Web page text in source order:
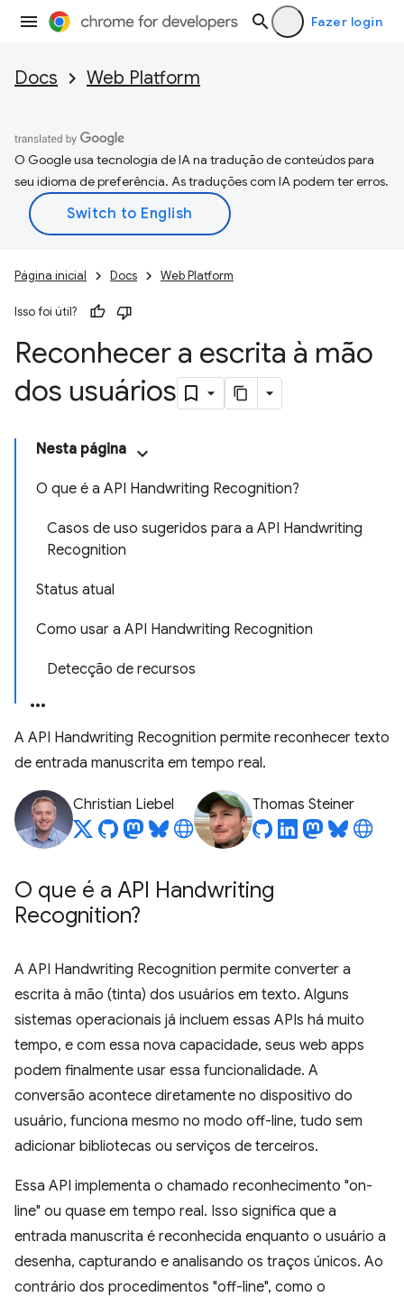
Fazer login
Docs Web Platform
O Google usa tecnologia de IA na tradução de conteúdos para
seu idioma de preferência. As traduções com IA podem ter erros.
Página inicial Docs Web Platform
Isso foi útil?
Reconhecer a escrita à mão
dos usuários
Nesta página
O que é a API Handwriting Recognition?
Casos de uso sugeridos para a API Handwriting
Recognition
Status atual
Como usar a API Handwriting Recognition
Detecção de recursos
A API Handwriting Recognition permite reconhecer texto
de entrada manuscrita em tempo real.
Christian Liebel Thomas Steiner
O que é a API Handwriting
Recognition?
A API Handwriting Recognition permite converter a
escrita à mão (tinta) dos usuários em texto. Alguns
sistemas operacionais já incluem essas APIs há muito
tempo, e com essa nova capacidade, seus web apps
podem finalmente usar essa funcionalidade. A
conversão acontece diretamente no dispositivo do
usuário, funciona mesmo no modo off-line, tudo sem
adicionar bibliotecas ou serviços de terceiros.
Essa API implementa o chamado reconhecimento "on-
line" ou quase em tempo real. Isso significa que a
entrada manuscrita é reconhecida enquanto o usuário a
desenha, capturando e analisando os traços únicos. Ao
contrário dos procedimentos "off-line", como o